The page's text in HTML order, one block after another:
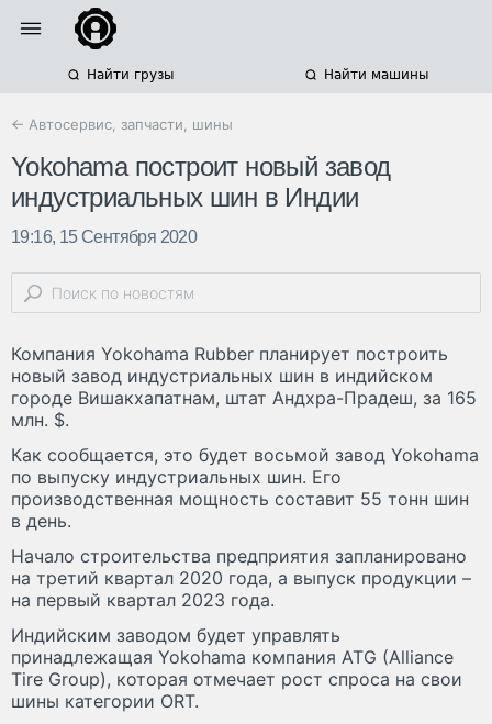
Найти грузы Найти машины
← Автосервис, запчасти, шины
Yokohama построит новый завод
индустриальных шин в Индии
19:16, 15 Сентября 2020
Компания Yokohama Rubber планирует построить
новый завод индустриальных шин в индийском
городе Вишакхапатнам, штат Андхра-Прадеш, за 165
млн. $.
Как сообщается, это будет восьмой завод Yokohama
по выпуску индустриальных шин. Его
производственная мощность составит 55 тонн шин
в день.
Начало строительства предприятия запланировано
на третий квартал 2020 года, а выпуск продукции –
на первый квартал 2023 года.
Индийским заводом будет управлять
принадлежащая Yokohama компания ATG (Alliance
Tire Group), которая отмечает рост спроса на свои
шины категории ORT.